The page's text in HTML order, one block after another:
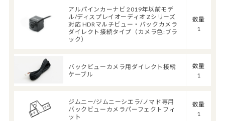
アルパインカーナビ 2019年以前モデ
ル/ディスプレイオーディオ Zシリーズ
対応 HDRマルチビュー・バックカメラ
ダイレクト接続タイプ（カメラ色:ブラ
ック）
数量
1
バックビューカメラ用ダイレクト接続
ケーブル
数量
1
ジムニー/ジムニーシエラ/ノマド専用
バックビューカメラパーフェクトフィ
ット
数量
1